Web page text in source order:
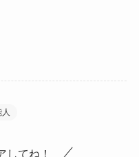
してね！